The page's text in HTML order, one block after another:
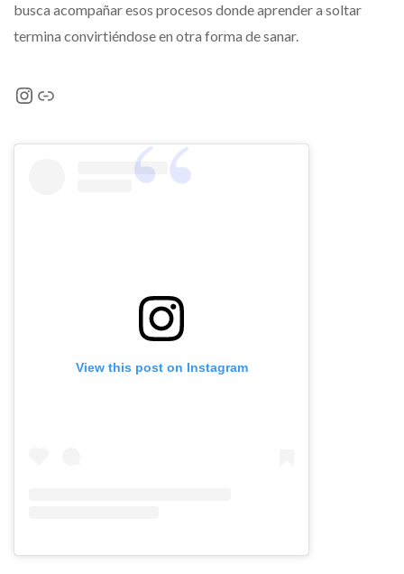
busca acompañar esos procesos donde aprender a soltar
termina convirtiéndose en otra forma de sanar.
Instagram
Link
View this post on Instagram